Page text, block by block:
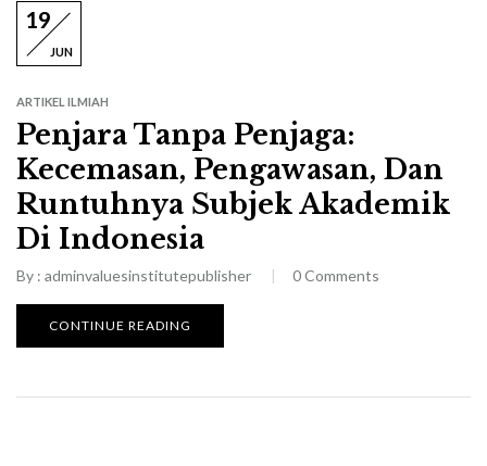
19
JUN
ARTIKEL ILMIAH
Penjara Tanpa Penjaga:
Kecemasan, Pengawasan, Dan
Runtuhnya Subjek Akademik
Di Indonesia
By : adminvaluesinstitutepublisher 0Comments
CONTINUE READING